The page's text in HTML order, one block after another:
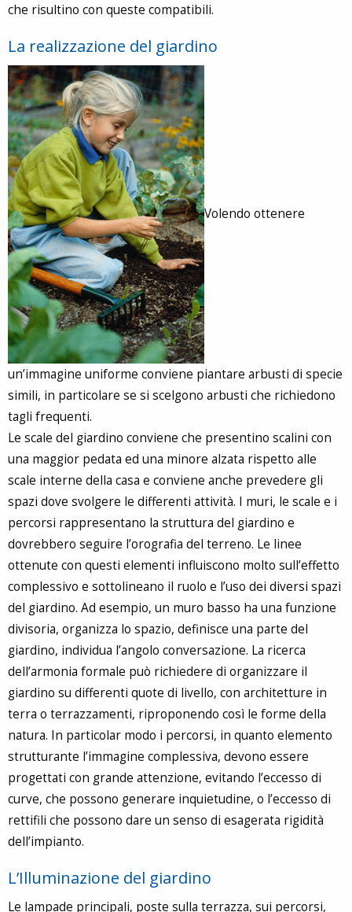
che risultino con queste compatibili.
La realizzazione del giardino
Volendo ottenere
un’immagine uniforme conviene piantare arbusti di specie
simili, in particolare se si scelgono arbusti che richiedono
tagli frequenti.
Le scale del giardino conviene che presentino scalini con
una maggior pedata ed una minore alzata rispetto alle
scale interne della casa e conviene anche prevedere gli
spazi dove svolgere le differenti attività. I muri, le scale e i
percorsi rappresentano la struttura del giardino e
dovrebbero seguire l’orografia del terreno. Le linee
ottenute con questi elementi influiscono molto sull’effetto
complessivo e sottolineano il ruolo e l’uso dei diversi spazi
del giardino. Ad esempio, un muro basso ha una funzione
divisoria, organizza lo spazio, definisce una parte del
giardino, individua l’angolo conversazione. La ricerca
dell’armonia formale può richiedere di organizzare il
giardino su differenti quote di livello, con architetture in
terra o terrazzamenti, riproponendo così le forme della
natura. In particolar modo i percorsi, in quanto elemento
strutturante l’immagine complessiva, devono essere
progettati con grande attenzione, evitando l’eccesso di
curve, che possono generare inquietudine, o l’eccesso di
rettifili che possono dare un senso di esagerata rigidità
dell’impianto.
L’Illuminazione del giardino
Le lampade principali, poste sulla terrazza, sui percorsi,